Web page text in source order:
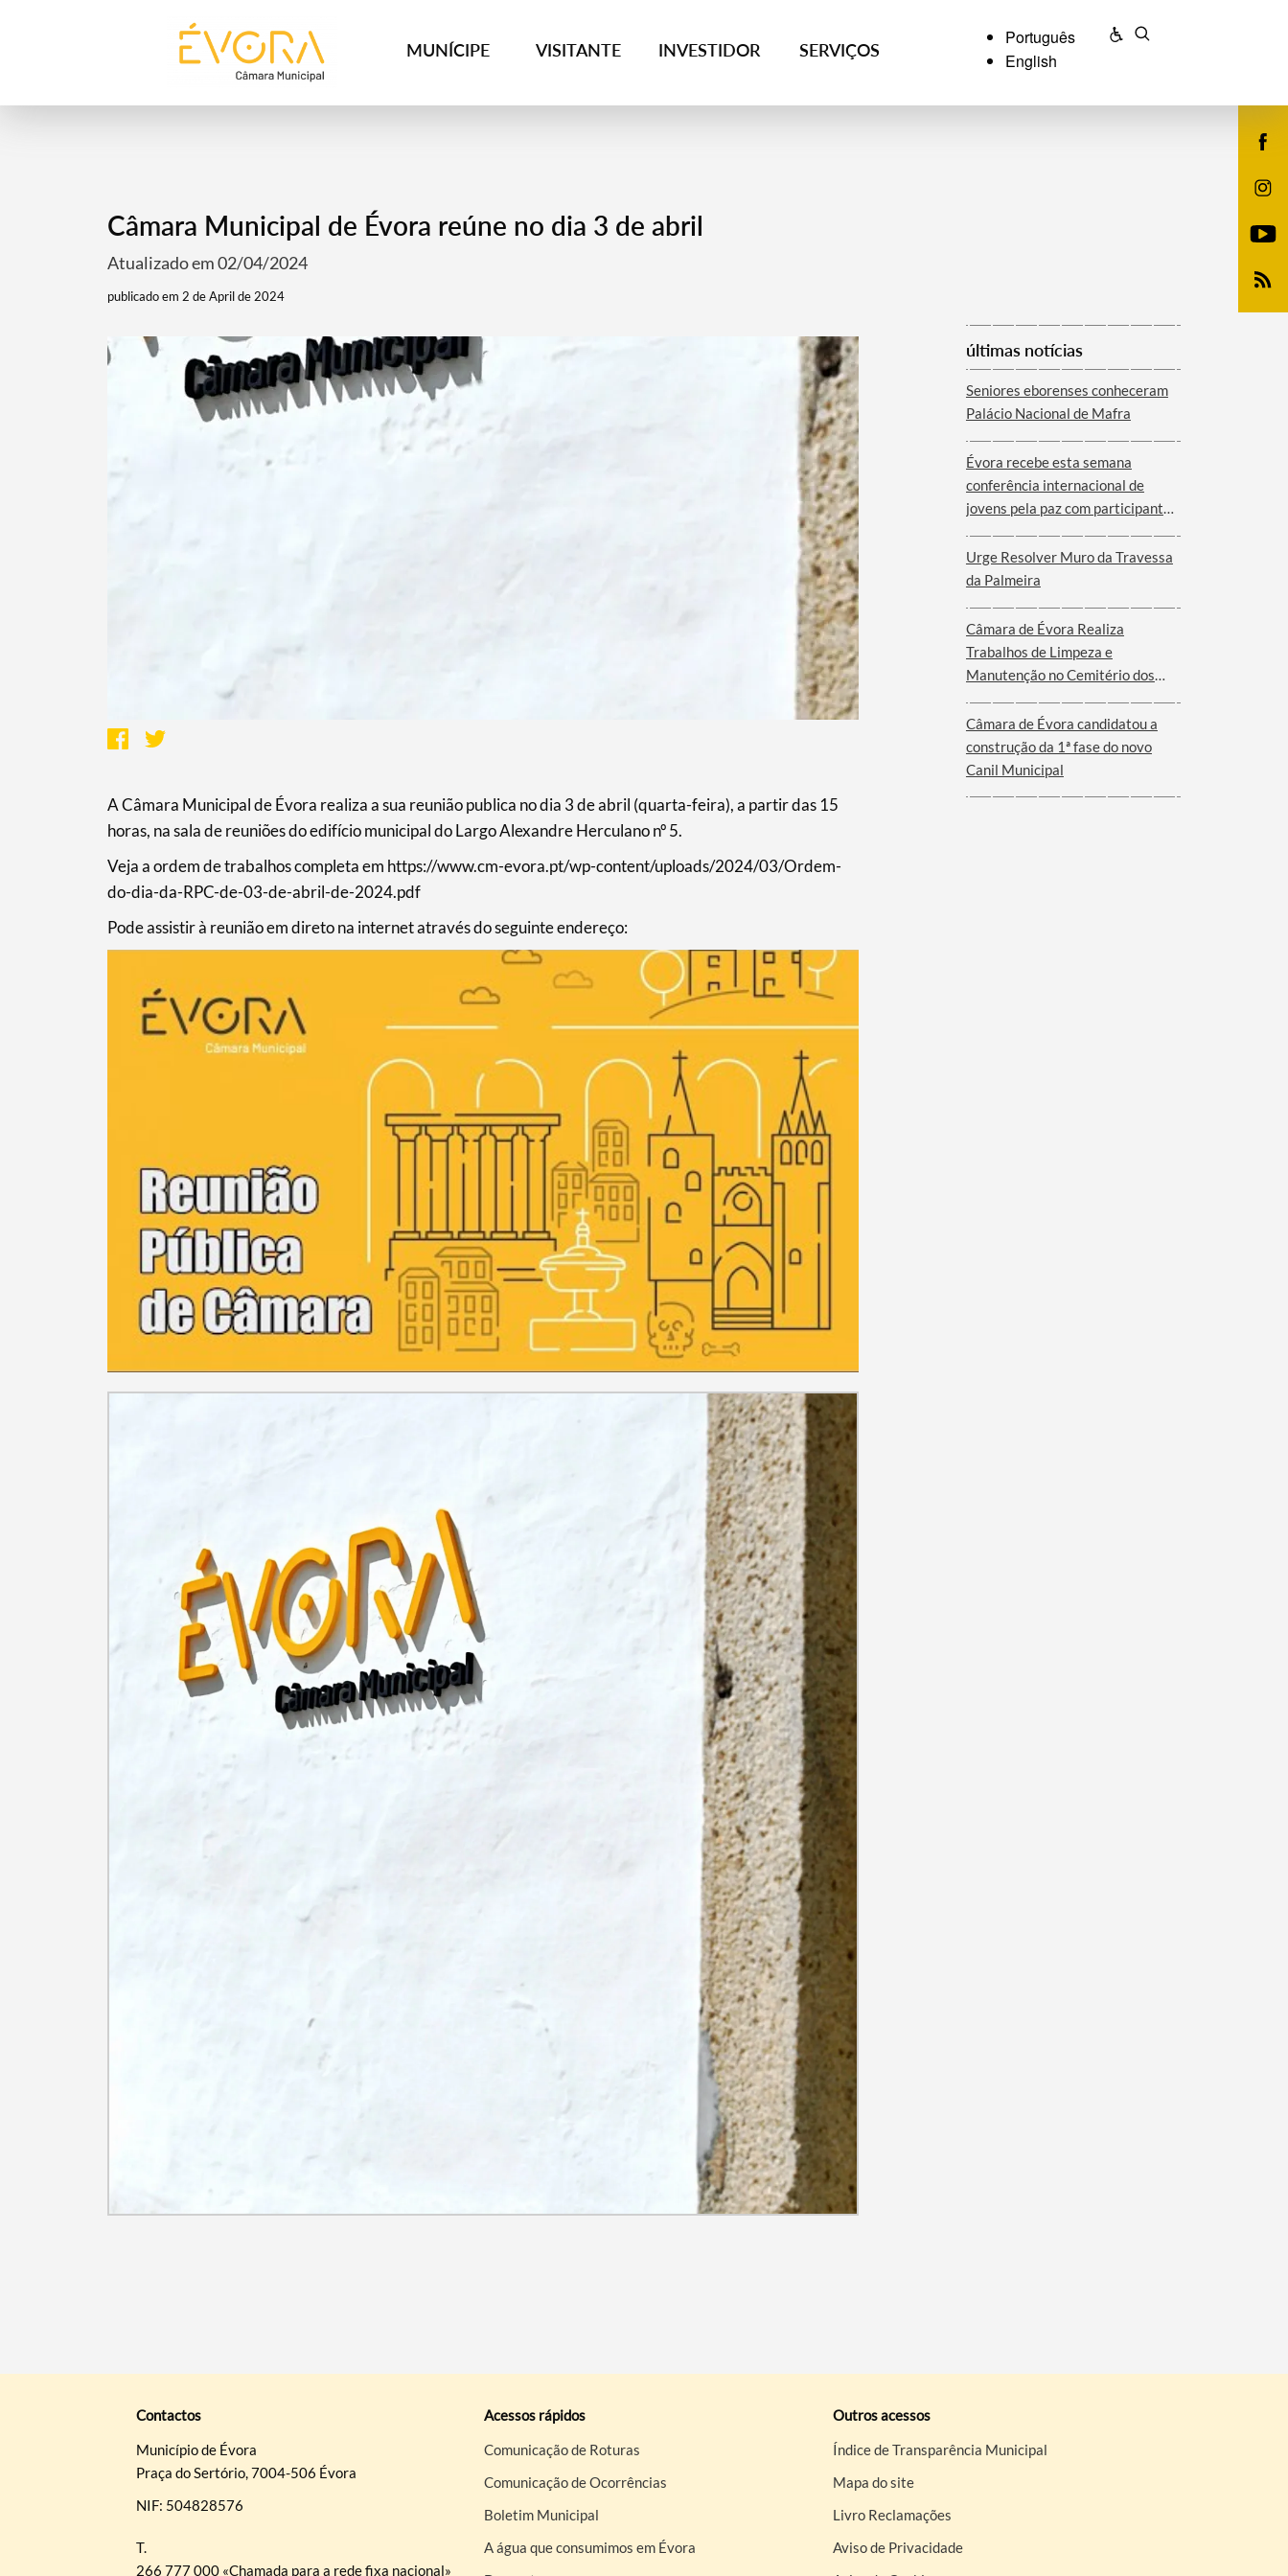
MUNÍCIPE VISITANTE INVESTIDOR SERVIÇOS
Português
English
Termo de Pesquisa
Câmara Municipal de Évora reúne no dia 3 de abril
Atualizado em 02/04/2024
publicado em 2 de April de 2024
A Câmara Municipal de Évora realiza a sua reunião publica no dia 3 de abril (quarta-feira), a partir das 15
horas, na sala de reuniões do edifício municipal do Largo Alexandre Herculano nº 5.
Veja a ordem de trabalhos completa em https://www.cm-evora.pt/wp-content/uploads/2024/03/Ordem-
do-dia-da-RPC-de-03-de-abril-de-2024.pdf
Pode assistir à reunião em direto na internet através do seguinte endereço:
últimas notícias
Seniores eborenses conheceram
Palácio Nacional de Mafra
Évora recebe esta semana
conferência internacional de
jovens pela paz com participantes
Urge Resolver Muro da Travessa
da Palmeira
Câmara de Évora Realiza
Trabalhos de Limpeza e
Manutenção no Cemitério dos
Câmara de Évora candidatou a
construção da 1ª fase do novo
Canil Municipal
Contactos
Município de Évora
Praça do Sertório, 7004-506 Évora
NIF: 504828576
T.
266 777 000 «Chamada para a rede fixa nacional»
Acessos rápidos
Comunicação de Roturas
Comunicação de Ocorrências
Boletim Municipal
A água que consumimos em Évora
Outros acessos
Índice de Transparência Municipal
Mapa do site
Livro Reclamações
Aviso de Privacidade